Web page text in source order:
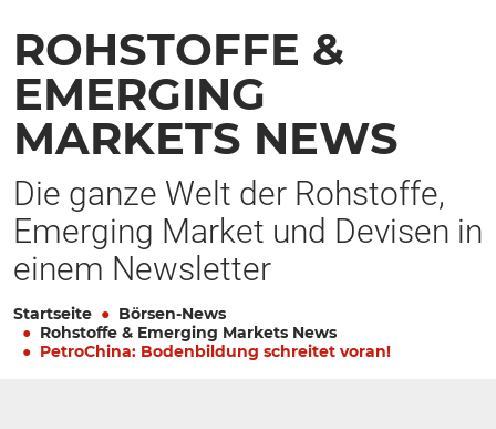
ROHSTOFFE &
EMERGING
MARKETS NEWS
Die ganze Welt der Rohstoffe,
Emerging Market und Devisen in
einem Newsletter
Startseite
Börsen-News
Rohstoffe & Emerging Markets News
PetroChina: Bodenbildung schreitet voran!